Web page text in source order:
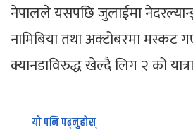
नेपालले यसपछि जुलाईमा
नामिबिया तथा अक्टोबरमा मस्कट
क्यानडाविरुद्ध खेल्दै लिग २ को
यो पनि पढ्नुहोस्